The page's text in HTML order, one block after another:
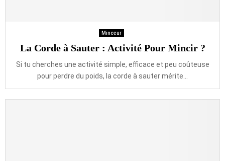
Minceur
La Corde à Sauter : Activité Pour Mincir ?
Si tu cherches une activité simple, efficace et peu coûteuse
pour perdre du poids, la corde à sauter mérite...